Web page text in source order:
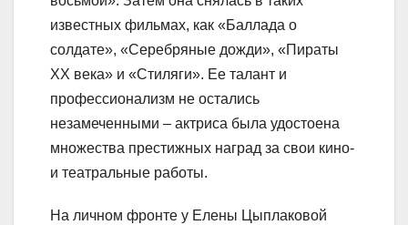
известных фильмах, как «Баллада о
солдате», «Серебряные дожди», «Пираты
ХХ века» и «Стиляги». Ее талант и
профессионализм не остались
незамеченными – актриса была удостоена
множества престижных наград за свои кино-
и театральные работы.
На личном фронте у Елены Цыплаковой